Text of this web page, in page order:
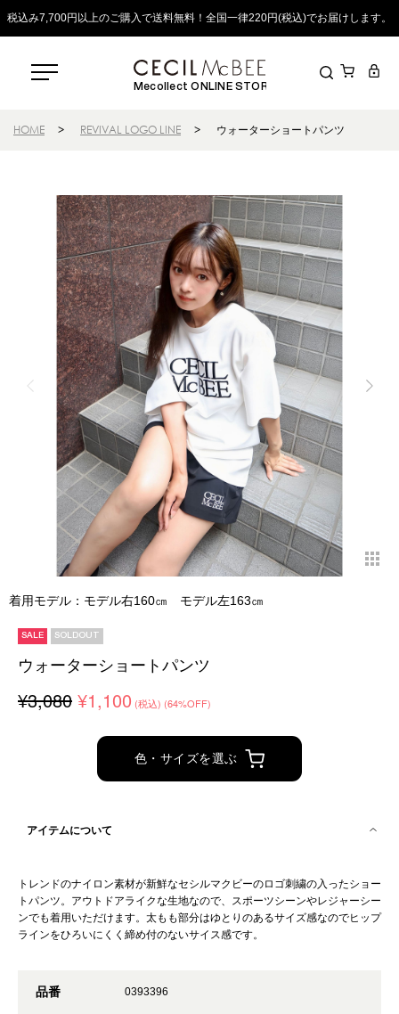
税込み7,700円以上のご購入で送料無料！全国一律220円(税込)でお届けします。
Mecollect ONLINE STORE
HOME > REVIVAL LOGO LINE > ウォーターショートパンツ
着用モデル：モデル右160㎝ モデル左163㎝
SALE SOLDOUT
ウォーターショートパンツ
¥3,080 ¥1,100 (税込) (64%OFF)
色・サイズを選ぶ
アイテムについて
トレンドのナイロン素材が新鮮なセシルマクビーのロゴ刺繍の入ったショー
トパンツ。アウトドアライクな生地なので、スポーツシーンやレジャーシー
ンでも着用いただけます。太もも部分はゆとりのあるサイズ感なのでヒップ
ラインをひろいにくく締め付のないサイス感です。
品番 0393396